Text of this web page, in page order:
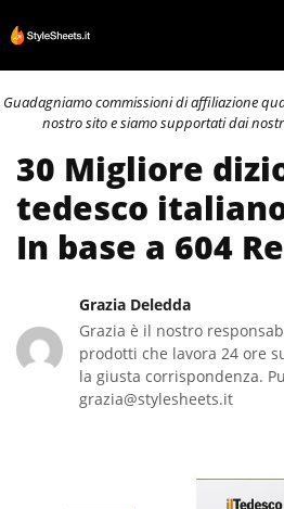
al
contenuto
Guadagniamo commissioni di affiliazione
nostro sito e siamo supportati dai
30 Migliore
tedesco
In base a 604
Grazia Deledda
Grazia è il nostro
prodotti che lavora 24 ore
la giusta corrispondenza.
grazia@stylesheets.it